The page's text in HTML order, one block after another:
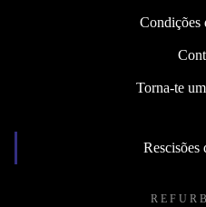
Condições
Torna-te
Rescisões